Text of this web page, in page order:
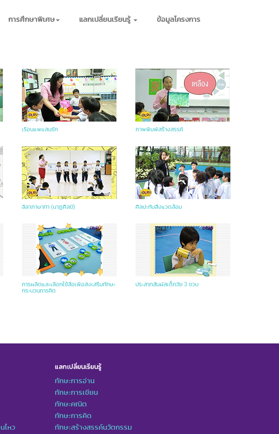
การศึกษาพิเศษ แลกเปลี่ยนเรียนรู้ ข้อมูลโครงการ
เรือนแพแสนรัก ภาพพิมพ์สร้างสรรค์
ลีลาภาษาท่า (นาฏศิลป์) ศิลปะกับสิ่งแวดล้อม
การผลิตและเลือกใช้สื่อเพื่อส่งเสริมทักษะ
กระบวนการคิด
ประสาทสัมผัสเด็กวัย 3 ขวบ
ไหว
แลกเปลี่ยนเรียนรู้
ทักษะการอ่าน
ทักษะการเขียน
ทักษะคณิต
ทักษะการคิด
ทักษะสร้างสรรค์นวัตกรรม